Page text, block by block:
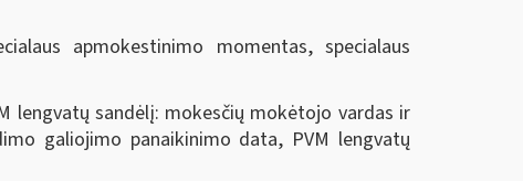
apmokestinimo momentas, specialaus
lengvatų sandėlį: mokesčių mokėtojo vardas ir
galiojimo panaikinimo data, PVM lengvatų